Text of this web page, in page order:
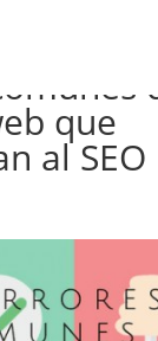
que
al SEO